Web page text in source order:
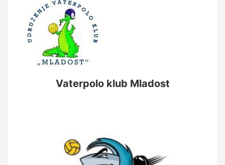
Vaterpolo klub Mladost